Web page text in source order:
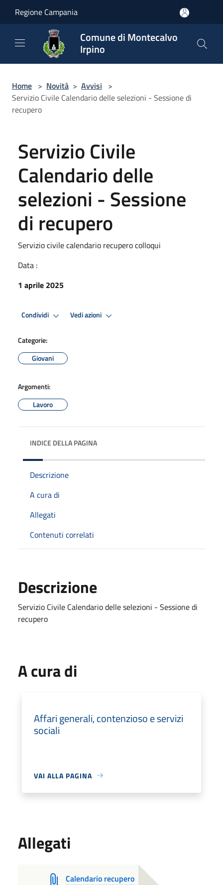
Regione Campania
Comune di Montecalvo
Irpino
Home > Novità > Avvisi >
Servizio Civile Calendario delle selezioni - Sessione di
recupero
Servizio Civile
Calendario delle
selezioni - Sessione
di recupero
Servizio civile calendario recupero colloqui
Data :
1 aprile 2025
Condividi Vedi azioni
Categorie:
Giovani
Argomenti:
Lavoro
INDICE DELLA PAGINA
Descrizione
A cura di
Allegati
Contenuti correlati
Descrizione
Servizio Civile Calendario delle selezioni - Sessione di
recupero
A cura di
Affari generali, contenzioso e servizi
sociali
VAI ALLA PAGINA
Allegati
Calendario recupero